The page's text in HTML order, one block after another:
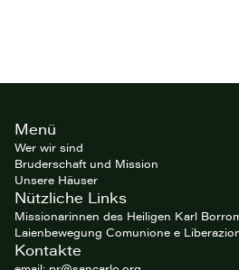
Site
footerMenü
Wer wir sind
Bruderschaft und Mission
Unsere Häuser
Nützliche Links
Missionarinnen des Heiligen Karl
Laienbewegung Comunione e
Kontakte